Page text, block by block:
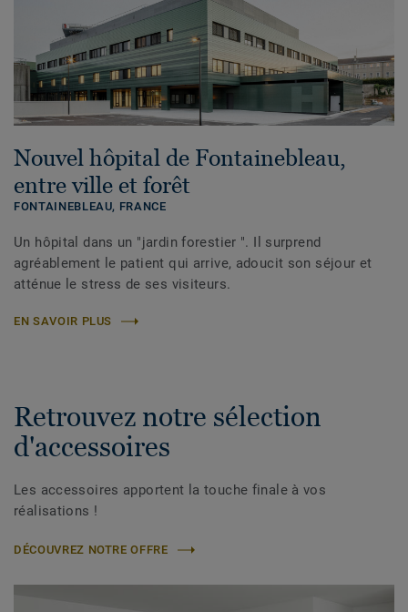
Nouvel hôpital de Fontainebleau,
entre ville et forêt
FONTAINEBLEAU, FRANCE
Un hôpital dans un "jardin forestier ". Il surprend
agréablement le patient qui arrive, adoucit son séjour et
atténue le stress de ses visiteurs.
EN SAVOIR PLUS
Retrouvez notre sélection
d'accessoires
Les accessoires apportent la touche finale à vos
réalisations !
DÉCOUVREZ NOTRE OFFRE